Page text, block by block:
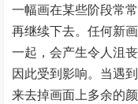
一幅画在某些阶段常
再继续下去。任何新
一起，会产生令人沮
因此受到影响。当遇
来去掉画面上多余的